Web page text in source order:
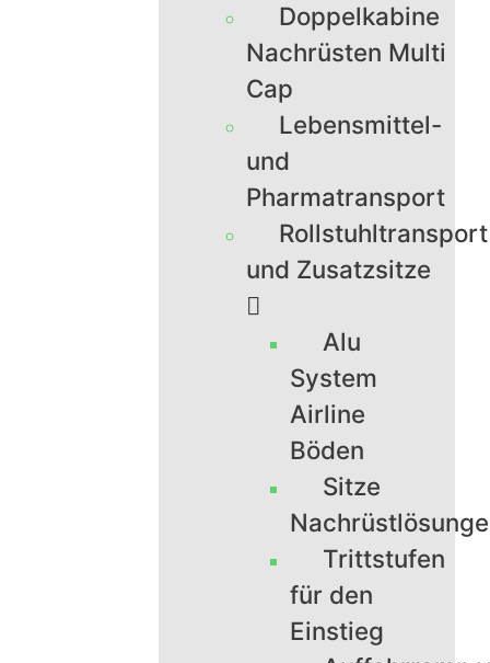
Doppelkabine
Nachrüsten Multi
Cap
Lebensmittel-
und
Pharmatransport
Rollstuhltransport
und Zusatzsitze
Alu
System
Airline
Böden
Sitze
Trittstufen
für den
Einstieg